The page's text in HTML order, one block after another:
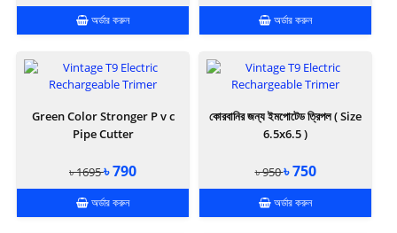
অর্ডার করুন অর্ডার করুন
Green Color Stronger P v c
Pipe Cutter
৳ 1695৳ 790
অর্ডার করুন
কোরবানির জন্য ইমপোটেড ত্রিপল ( Size
6.5x6.5 )
৳ 950৳ 750
অর্ডার করুন